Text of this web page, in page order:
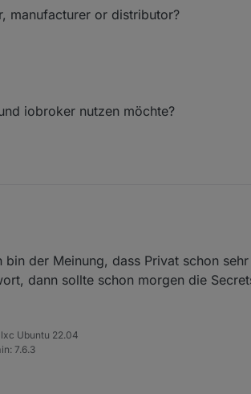
manufacturer or distributor?
iobroker nutzen möchte?
manufacturer or distributor?
der Meinung, dass Privat schon
dann sollte schon morgen die
Ubuntu 22.04
7.6.3